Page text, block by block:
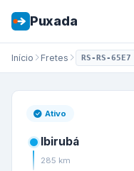
Puxada
Início Fretes RS-RS-65E7
Frete de
Ativo
Ibirubá
285 km